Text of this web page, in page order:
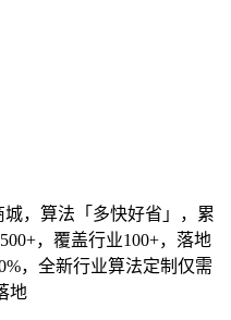
，算法「多快好省」，累
，覆盖行业100+，落地
，全新行业算法定制仅需
地